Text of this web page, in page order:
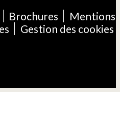
Brochures
Mentions
Gestion des cookies